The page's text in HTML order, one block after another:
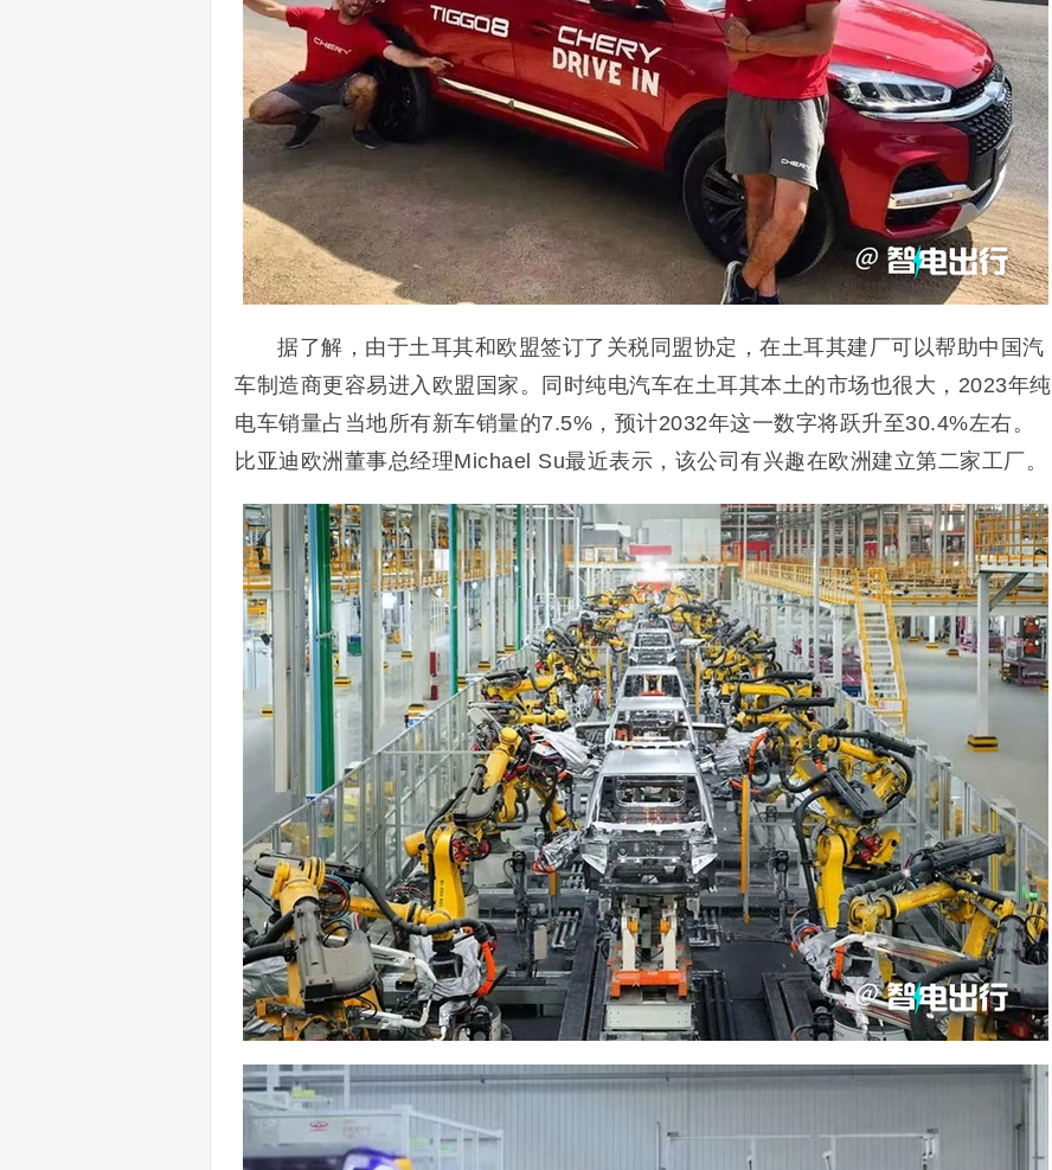
据了解，由于土耳其和欧盟签订了关税同盟协定，在土耳其建厂可以帮助中国汽
车制造商更容易进入欧盟国家。同时纯电汽车在土耳其本土的市场也很大，2023年纯
电车销量占当地所有新车销量的7.5%，预计2032年这一数字将跃升至30.4%左右。
比亚迪欧洲董事总经理Michael Su最近表示，该公司有兴趣在欧洲建立第二家工厂。